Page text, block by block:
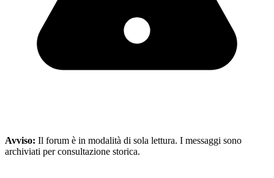
Avviso: Il forum è in modalità di sola lettura. I messaggi sono
archiviati per consultazione storica.